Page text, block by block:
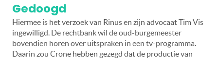
Gedoogd
Hiermee is het verzoek van Rinus en zijn advocaat Tim Vis
ingewilligd. De rechtbank wil de oud-burgemeester
bovendien horen over uitspraken in een tv-programma.
Daarin zou Crone hebben gezegd dat de productie van